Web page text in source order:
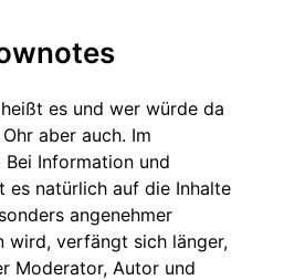
heißt es und wer würde da
aber auch. Im
Bei Information und
es natürlich auf die Inhalte
angenehmer
wird, verfängt sich länger,
Moderator, Autor und